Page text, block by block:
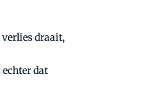
verlies draait,
dat